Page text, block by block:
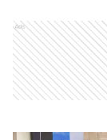
Ads